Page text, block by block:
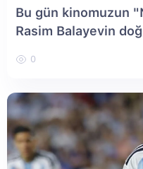
Bu gün kinomuzun
Rasim Balayevin
0